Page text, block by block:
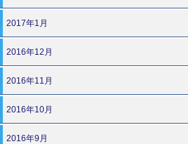
2017年1月
2016年12月
2016年11月
2016年10月
2016年9月